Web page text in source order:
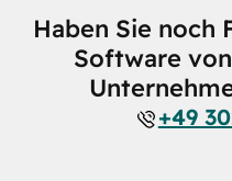
Haben Sie noch
Software
+49